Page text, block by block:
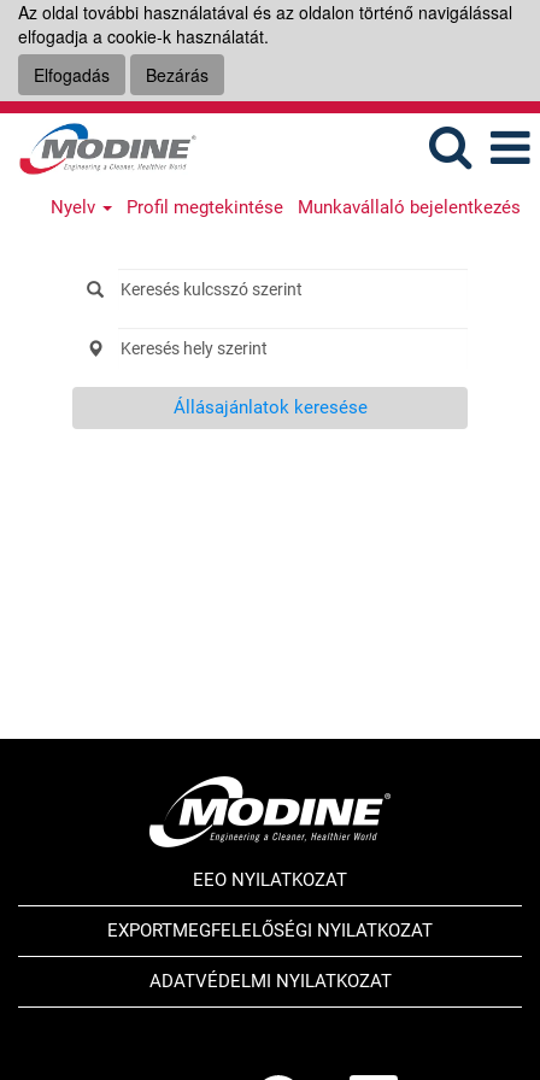
Az oldal további használatával és az oldalon történő navigálással
elfogadja a cookie-k használatát.
Elfogadás
Bezárás
Nyelv Profil megtekintése Munkavállaló bejelentkezés
Állásajánlatok keresése
EEO NYILATKOZAT
EXPORTMEGFELELŐSÉGI NYILATKOZAT
ADATVÉDELMI NYILATKOZAT